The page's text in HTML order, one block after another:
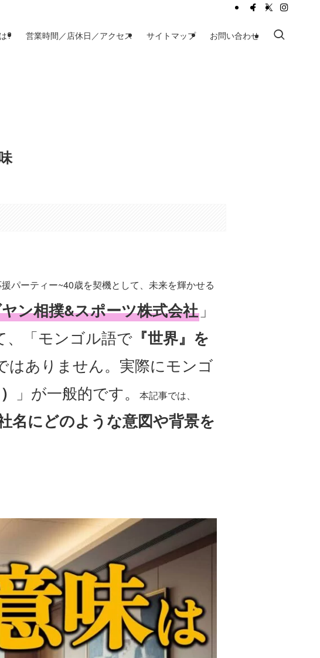
? 営業時間／店休日／アクセス サイトマップ お問い合わせ
パーティー~40歳を契機として、未来を輝かせる
ン相撲&スポーツ株式会社 」
、「モンゴル語で 『世界』を
はありません。実際にモンゴ
」が一般的です。 本記事では、
名にどのような意図や背景を